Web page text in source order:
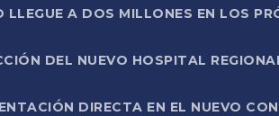
A DOS MILLONES EN LOS
DEL NUEVO HOSPITAL
DIRECTA EN EL NUEVO